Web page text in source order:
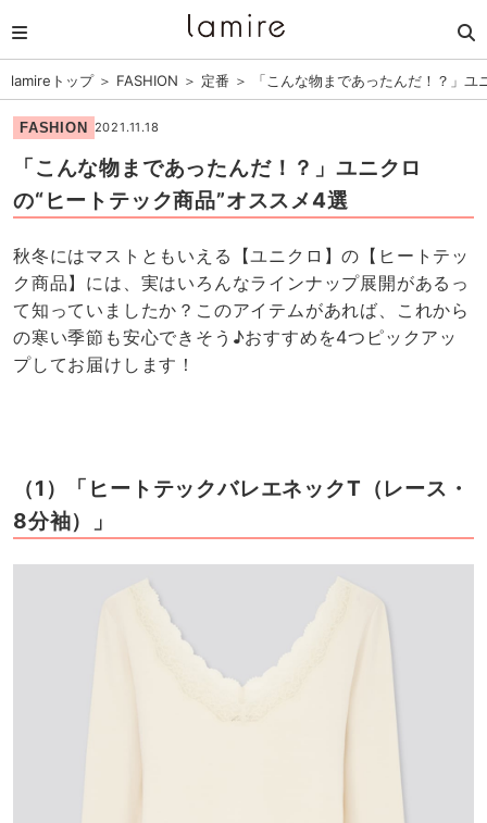
lamireトップ＞ FASHION ＞ 定番 ＞ 「こんな物まであったんだ！？」
FASHION 2021.11.18
「こんな物まであったんだ！？」ユニクロ
の“ヒートテック商品”オススメ4選
秋冬にはマストともいえる【ユニクロ】の【ヒートテッ
ク商品】には、実はいろんなラインナップ展開があるっ
て知っていましたか？このアイテムがあれば、これから
の寒い季節も安心できそう♪おすすめを4つピックアッ
プしてお届けします！
（1）「ヒートテックバレエネックT（レース・
8分袖）」